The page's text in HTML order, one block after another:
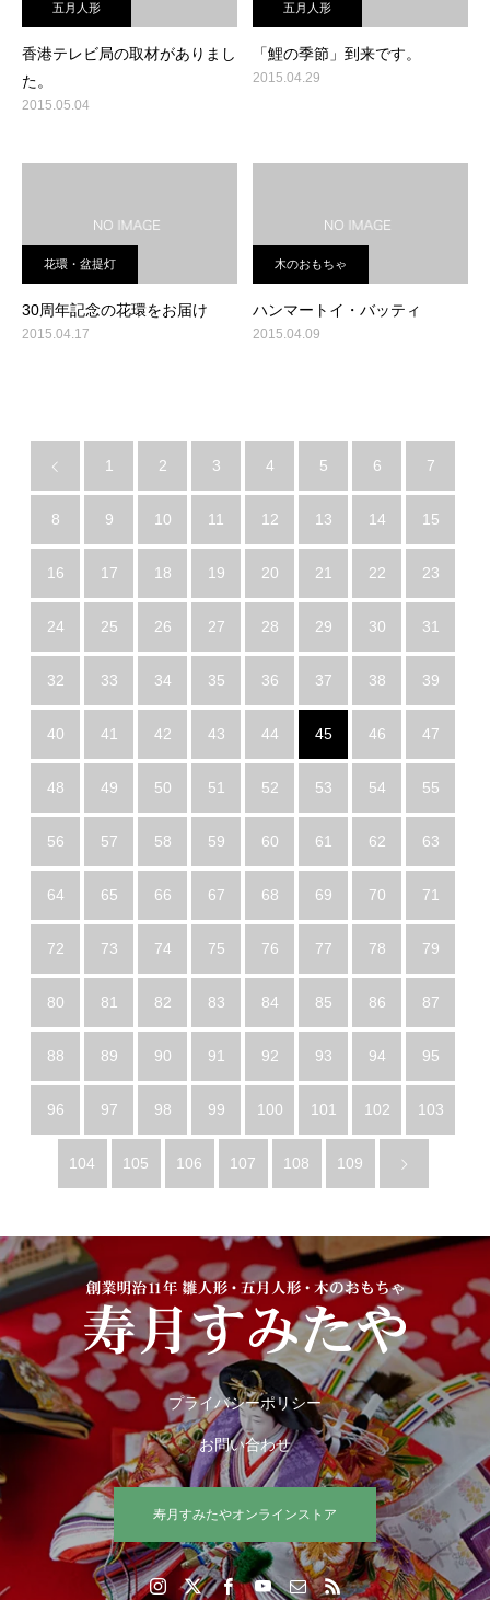
五月人形
香港テレビ局の取材がありまし
た。
2015.05.04
五月人形
「鯉の季節」到来です。
2015.04.29
花環・盆提灯
30周年記念の花環をお届け
2015.04.17
木のおもちゃ
ハンマートイ・バッティ
2015.04.09
1 2 3 4 5 6 7
8 9 10 11 12 13 14 15
16 17 18 19 20 21 22 23
24 25 26 27 28 29 30 31
32 33 34 35 36 37 38 39
40 41 42 43 44 45 46 47
48 49 50 51 52 53 54 55
56 57 58 59 60 61 62 63
64 65 66 67 68 69 70 71
72 73 74 75 76 77 78 79
80 81 82 83 84 85 86 87
88 89 90 91 92 93 94 95
96 97 98 99 100 101 102 103
104 105 106 107 108 109
プライバシーポリシー
お問い合わせ
寿月すみたやオンラインストア